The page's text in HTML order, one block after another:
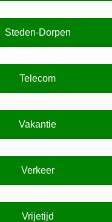
Steden-Dorpen
Telecom
Vakantie
Verkeer
Vrijetijd